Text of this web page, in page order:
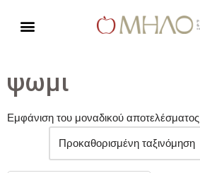
ψωμι
Εμφάνιση του μοναδικού αποτελέσματος